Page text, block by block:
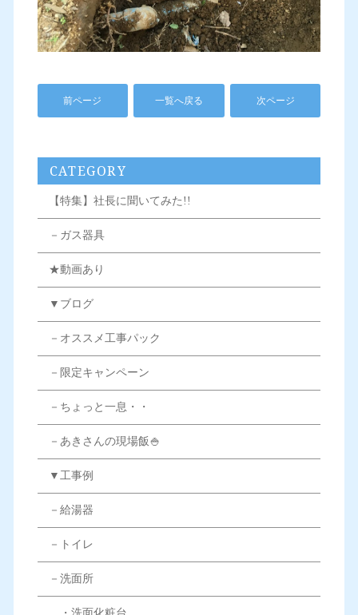
前ページ 一覧へ戻る 次ページ
CATEGORY
【特集】社長に聞いてみた!!
－ガス器具
★動画あり
▼ブログ
－オススメ工事パック
－限定キャンペーン
－ちょっと一息・・
－あきさんの現場飯🍚
▼工事例
－給湯器
－トイレ
－洗面所